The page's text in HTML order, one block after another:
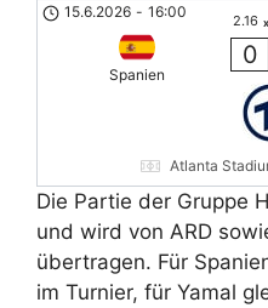
15.6.2026 - 16:00
Spanien
2.16
0
Atlanta
Die Partie der Gruppe
und wird von ARD
übertragen. Für
im Turnier, für Yamal